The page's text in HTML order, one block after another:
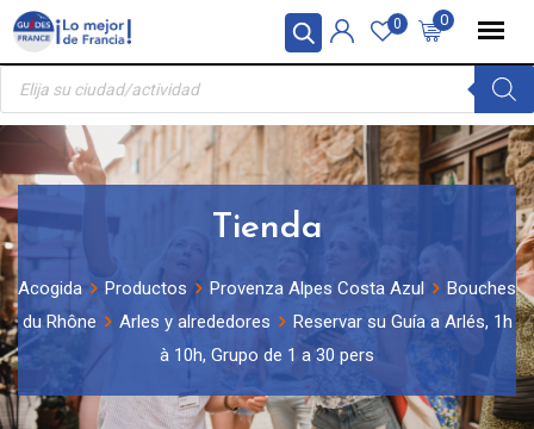
Panel de gestión de cookies
Skip
content
0
0
Búsqueda
productos
Tienda
Acogida Productos Provenza Alpes Costa Azul
Bouches
du Rhône
Arles y alrededores
Reservar su Guía a Arlés, 1h
à 10h, Grupo de 1 a 30 pers